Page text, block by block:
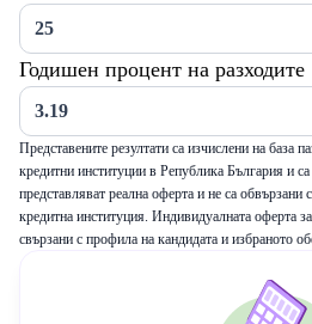
Годишен процент на разходите
Представените резултати са изчислени на база
кредитни институции в Република България и
представляват реална оферта и не са обвързани
кредитна институция. Индивидуалната оферта
свързани с профила на кандидата и избраното